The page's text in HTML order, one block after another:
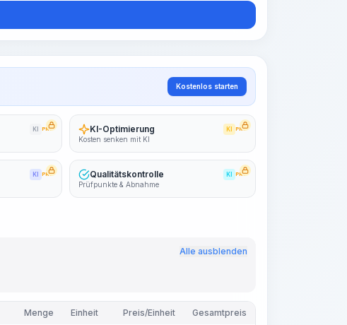
Kostenlos starten
KI PRO KI-Optimierung KI PRO
Kosten senken mit KI
KI PRO Qualitätskontrolle KI PRO
Prüfpunkte & Abnahme
Alle ausblenden
Menge Einheit Preis/Einheit Gesamtpreis